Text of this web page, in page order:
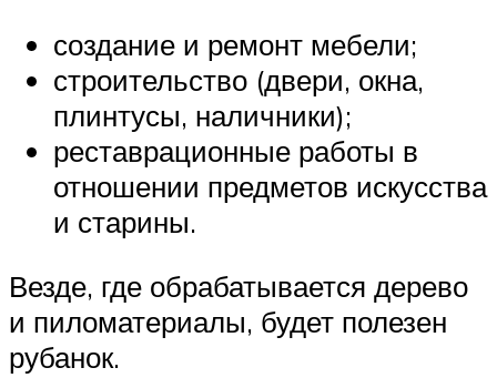
создание и ремонт мебели;
строительство (двери, окна,
плинтусы, наличники);
реставрационные работы в
отношении предметов искусства
и старины.
Везде, где обрабатывается дерево
и пиломатериалы, будет полезен
рубанок.